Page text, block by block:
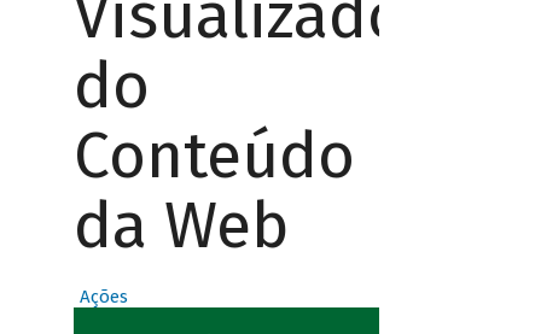
Visualizador
do
Conteúdo
da Web
Ações